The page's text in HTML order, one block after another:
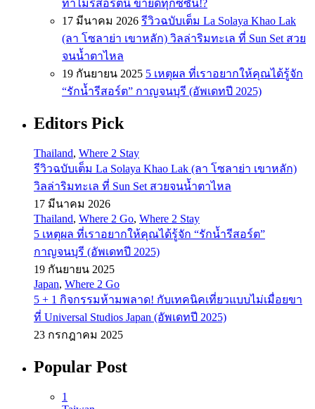
ทำไมรีสอร์ตนี้ ขายดีทุกซีซัน!?
17 มีนาคม 2026 รีวิวฉบับเต็ม La Solaya Khao Lak
(ลา โซลาย่า เขาหลัก) วิลล่าริมทะเล ที่ Sun Set สวย
จนน้ำตาไหล
19 กันยายน 2025 5 เหตุผล ที่เราอยากให้คุณได้รู้จัก
“รักน้ำรีสอร์ต” กาญจนบุรี (อัพเดทปี 2025)
Editors Pick
Thailand, Where 2 Stay
รีวิวฉบับเต็ม La Solaya Khao Lak (ลา โซลาย่า เขาหลัก)
วิลล่าริมทะเล ที่ Sun Set สวยจนน้ำตาไหล
17 มีนาคม 2026
Thailand, Where 2 Go, Where 2 Stay
5 เหตุผล ที่เราอยากให้คุณได้รู้จัก “รักน้ำรีสอร์ต”
กาญจนบุรี (อัพเดทปี 2025)
19 กันยายน 2025
Japan, Where 2 Go
5 + 1 กิจกรรมห้ามพลาด! กับเทคนิคเที่ยวแบบไม่เมื่อยขา
ที่ Universal Studios Japan (อัพเดทปี 2025)
23 กรกฎาคม 2025
Popular Post
1